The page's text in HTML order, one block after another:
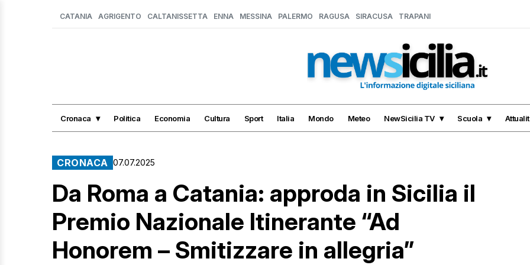
CATANIA AGRIGENTO CALTANISSETTA ENNA MESSINA PALERMO RAGUSA SIRACUSA TRAPANI
Cronaca Politica Economia Cultura Sport Italia Mondo Meteo NewSicilia TV Scuola
CRONACA 07.07.2025
Da Roma a Catania: approda in Sicilia il
Premio Nazionale Itinerante “Ad
Honorem – Smitizzare in allegria”